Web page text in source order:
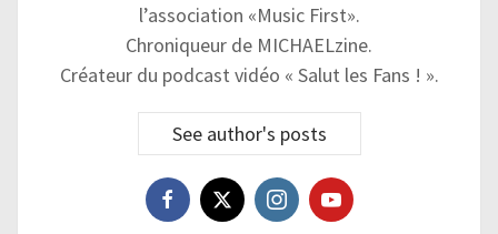
l’association «Music First».
Chroniqueur de MICHAELzine.
Créateur du podcast vidéo « Salut les Fans ! ».
See author's posts